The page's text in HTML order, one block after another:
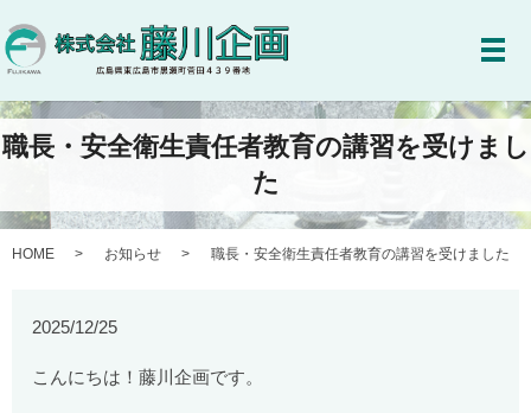
メ
職長・安全衛生責任者教育の講習を受けまし
た
HOME お知らせ 職長・安全衛生責任者教育の講習を受けました
2025/12/25
こんにちは！藤川企画です。